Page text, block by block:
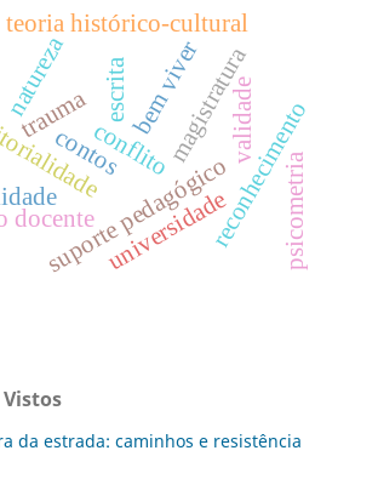
bem viver
conflito
teoria histórico-cultural
suporte pedagógico
magistratura
docente
trauma
universidadereconhecimento
escrita
psicometria
contos
natureza validade
da estrada: caminhos e resistência